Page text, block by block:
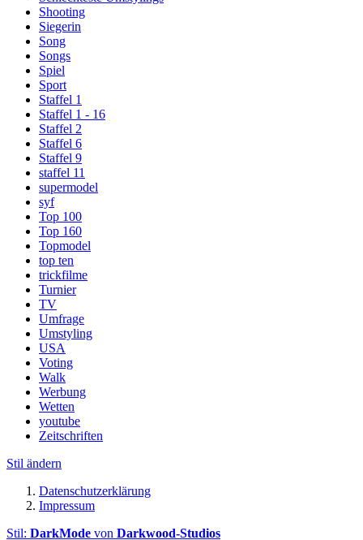
Shooting
Siegerin
Song
Songs
Spiel
Sport
Staffel 1
Staffel 1 - 16
Staffel 2
Staffel 6
Staffel 9
staffel 11
supermodel
syf
Top 100
Top 160
Topmodel
top ten
trickfilme
Turnier
TV
Umfrage
Umstyling
USA
Voting
Walk
Werbung
Wetten
youtube
Zeitschriften
Stil ändern
Datenschutzerklärung
Impressum
Stil: DarkMode von Darkwood-Studios